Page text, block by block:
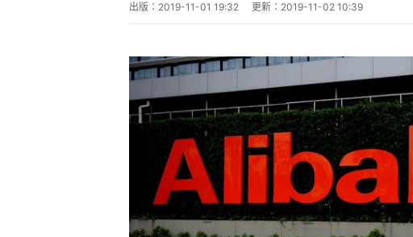
出版： 2019-11-01 19:32 更新： 2019-11-02 10:39